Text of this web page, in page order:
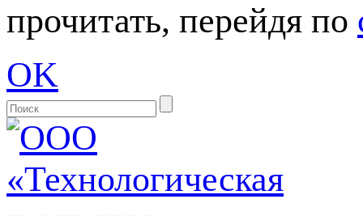
прочитать, перейдя по
OK